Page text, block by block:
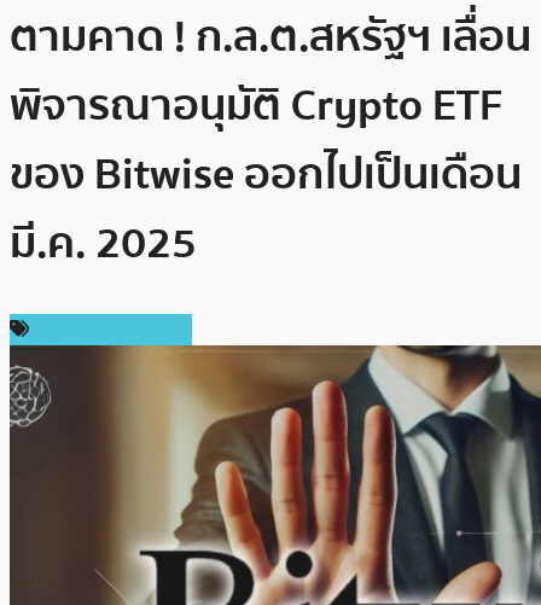
ตามคาด ! ก.ล.ต.สหรัฐฯ เลื่อน
พิจารณาอนุมัติ Crypto ETF
ของ Bitwise ออกไปเป็นเดือน
มี.ค. 2025